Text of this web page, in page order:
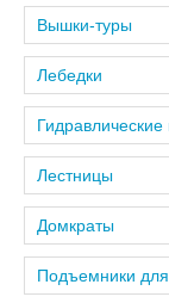
Вышки-туры
Лебедки
Лестницы
Домкраты
Подъемники для